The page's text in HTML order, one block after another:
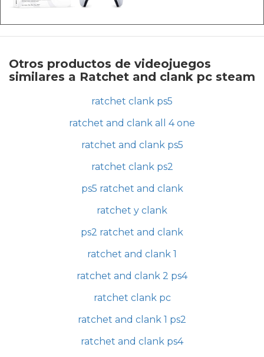
Otros productos de videojuegos
similares a Ratchet and clank pc steam
ratchet clank ps5
ratchet and clank all 4 one
ratchet and clank ps5
ratchet clank ps2
ps5 ratchet and clank
ratchet y clank
ps2 ratchet and clank
ratchet and clank 1
ratchet and clank 2 ps4
ratchet clank pc
ratchet and clank 1 ps2
ratchet and clank ps4